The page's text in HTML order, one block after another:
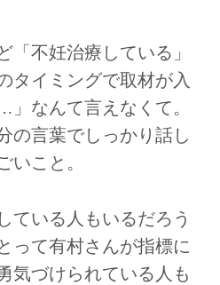
「不妊治療している」
タイミングで取材が入
なんて言えなくて。
の言葉でしっかり話し
いこと。
ている人もいるだろう
って有村さんが指標に
気づけられている人も